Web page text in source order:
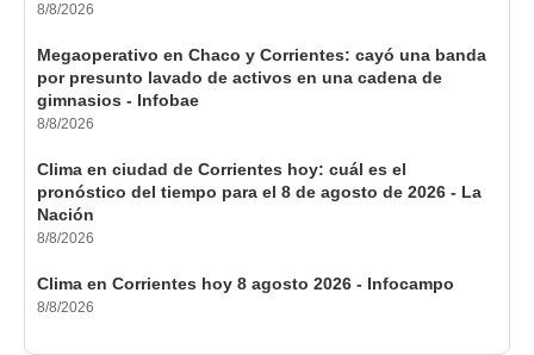
8/8/2026
Megaoperativo en Chaco y Corrientes: cayó una banda
por presunto lavado de activos en una cadena de
gimnasios - Infobae
8/8/2026
Clima en ciudad de Corrientes hoy: cuál es el
pronóstico del tiempo para el 8 de agosto de 2026 - La
Nación
8/8/2026
Clima en Corrientes hoy 8 agosto 2026 - Infocampo
8/8/2026